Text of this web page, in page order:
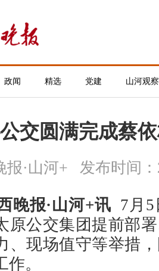
政闻 精选 党建 山河观察
交圆满完成蔡
报·山河+ 发布时间：
晚报·山河+讯 7月
原公交集团提前部
、现场值守等举措
。